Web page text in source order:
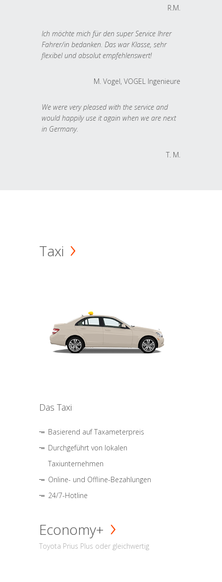
R.M.
Ich möchte mich für den super Service Ihrer
Fahrer/in bedanken. Das war Klasse, sehr
flexibel und absolut empfehlenswert!
M. Vogel, VOGEL Ingenieure
We were very pleased with the service and
would happily use it again when we are next
in Germany.
T. M.
Taxi
Das Taxi
Basierend auf Taxameterpreis
Durchgeführt von lokalen
Taxiunternehmen
Online- und Offline-Bezahlungen
24/7-Hotline
Economy+
Toyota Prius Plus oder gleichwertig